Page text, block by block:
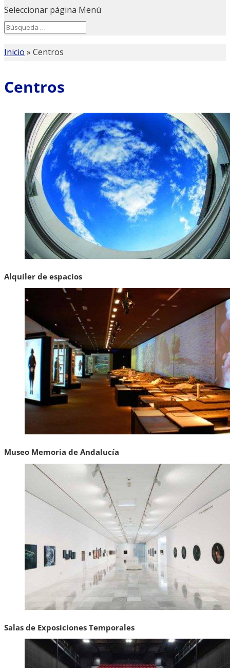
Seleccionar página Menú
Search
for...
Inicio » Centros
Centros
Alquiler de espacios
Museo Memoria de Andalucía
Salas de Exposiciones Temporales